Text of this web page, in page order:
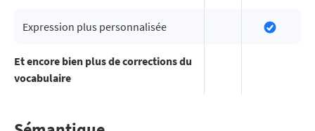
Expression plus personnalisée
Et encore bien plus de corrections du
vocabulaire